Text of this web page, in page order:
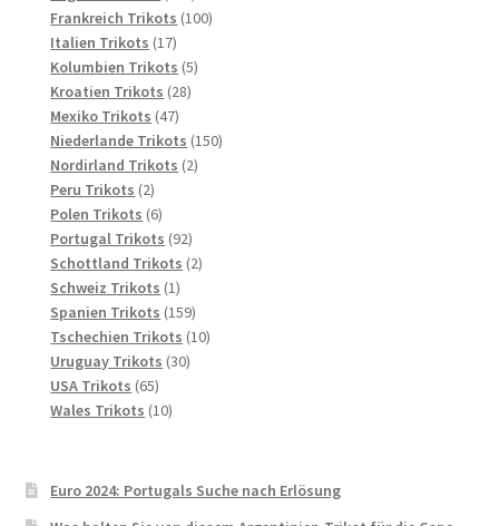
Produkte
Frankreich Trikots 100100
Italien Trikots 1717
Produkte
Kolumbien Trikots 55
Kroatien Trikots 2828
Mexiko Trikots 4747
Produkte
Niederlande Trikots 150150
Nordirland Trikots 22
Peru Trikots 22
Produkte
Polen Trikots 66
Produkte
Portugal Trikots 9292
Produkte
Schottland Trikots 22
Schweiz Trikots 11
Produkt
Spanien Trikots 159159
Produkte
Tschechien Trikots 1010
Uruguay Trikots 3030
USA Trikots 6565
Produkte
Wales Trikots 1010
Euro 2024: Portugals Suche nach Erlösung